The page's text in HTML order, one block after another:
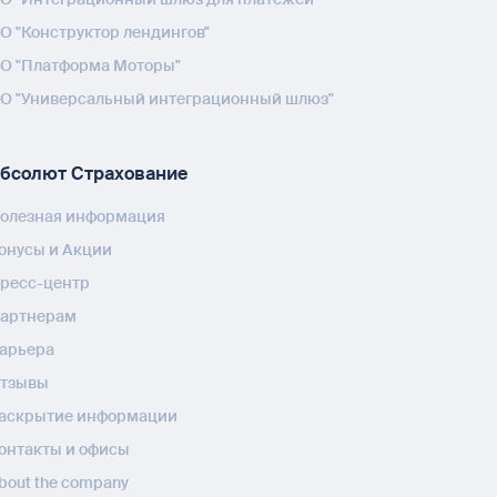
"Конструктор лендингов"
"Платформа Моторы"
"Универсальный интеграционный шлюз"
Страхование
информация
и Акции
центр
информации
и офисы
the company